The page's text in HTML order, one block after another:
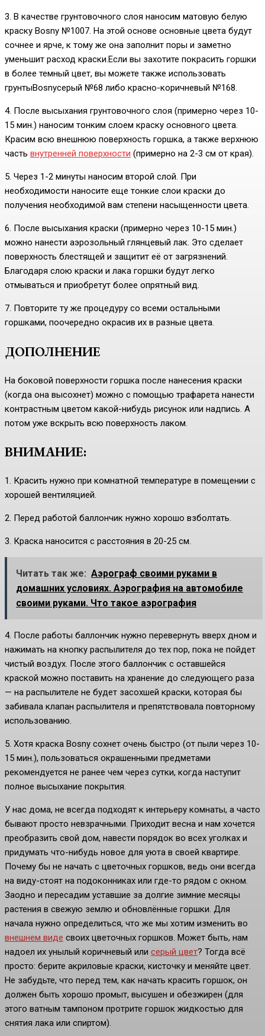
3. В качестве грунтовочного слоя наносим матовую белую
краску Bosny №1007. На этой основе основные цвета будут
сочнее и ярче, к тому же она заполнит поры и заметно
уменьшит расход краски.Если вы захотите покрасить горшки
в более темный цвет, вы можете также использовать
грунтыBosnyсерый №68 либо красно-коричневый №168.
4. После высыхания грунтовочного слоя (примерно через 10-
15 мин.) наносим тонким слоем краску основного цвета.
Красим всю внешнюю поверхность горшка, а также верхнюю
часть внутренней поверхности (примерно на 2-3 см от края).
5. Через 1-2 минуты наносим второй слой. При
необходимости наносите еще тонкие слои краски до
получения необходимой вам степени насыщенности цвета.
6. После высыхания краски (примерно через 10-15 мин.)
можно нанести аэрозольный глянцевый лак. Это сделает
поверхность блестящей и защитит её от загрязнений.
Благодаря слою краски и лака горшки будут легко
отмываться и приобретут более опрятный вид.
7. Повторите ту же процедуру со всеми остальными
горшками, поочередно окрасив их в разные цвета.
ДОПОЛНЕНИЕ
На боковой поверхности горшка после нанесения краски
(когда она высохнет) можно с помощью трафарета нанести
контрастным цветом какой-нибудь рисунок или надпись. А
потом уже вскрыть всю поверхность лаком.
ВНИМАНИЕ:
1. Красить нужно при комнатной температуре в помещении с
хорошей вентиляцией.
2. Перед работой баллончик нужно хорошо взболтать.
3. Краска наносится с расстояния в 20-25 см.
Читать так же: Аэрограф своими руками в
домашних условиях. Аэрография на автомобиле
своими руками. Что такое аэрография
4. После работы баллончик нужно перевернуть вверх дном и
нажимать на кнопку распылителя до тех пор, пока не пойдет
чистый воздух. После этого баллончик с оставшейся
краской можно поставить на хранение до следующего раза
— на распылителе не будет засохшей краски, которая бы
забивала клапан распылителя и препятствовала повторному
использованию.
5. Хотя краска Bosny сохнет очень быстро (от пыли через 10-
15 мин.), пользоваться окрашенными предметами
рекомендуется не ранее чем через сутки, когда наступит
полное высыхание покрытия.
У нас дома, не всегда подходят к интерьеру комнаты, а часто
бывают просто невзрачными. Приходит весна и нам хочется
преобразить свой дом, навести порядок во всех уголках и
придумать что-нибудь новое для уюта в своей квартире.
Почему бы не начать с цветочных горшков, ведь они всегда
на виду-стоят на подоконниках или где-то рядом с окном.
Заодно и пересадим уставшие за долгие зимние месяцы
растения в свежую землю и обновлённые горшки. Для
начала нужно определиться, что же мы хотим изменить во
внешнем виде своих цветочных горшков. Может быть, нам
надоел их унылый коричневый или серый цвет? Тогда всё
просто: берите акриловые краски, кисточку и меняйте цвет.
Не забудьте, что перед тем, как начать красить горшок, он
должен быть хорошо промыт, высушен и обезжирен (для
этого ватным тампоном протрите горшок жидкостью для
снятия лака или спиртом).